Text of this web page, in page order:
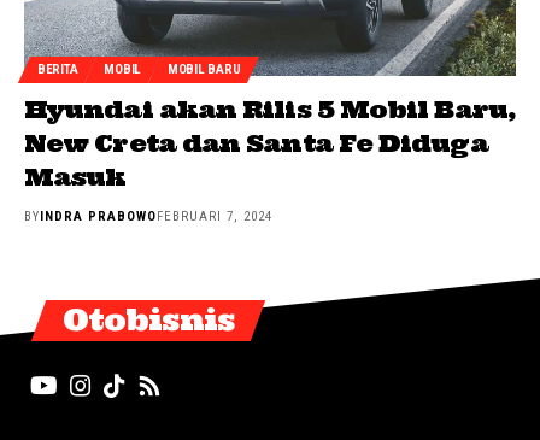
BERITA MOBIL MOBIL BARU
Hyundai akan Rilis 5 Mobil Baru,
New Creta dan Santa Fe Diduga
Masuk
BYINDRA PRABOWOFEBRUARI 7, 2024
Otobisnis